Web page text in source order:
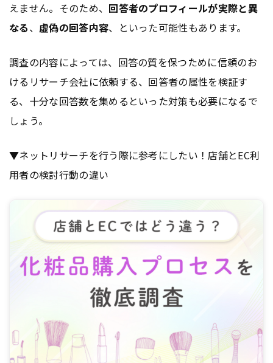
えません。そのため、 回答者のプロフィールが実際と異
なる、 虚偽の回答内容、といった可能性もあります。
調査の内容によっては、回答の質を保つために信頼のお
けるリサーチ会社に依頼する、回答者の属性を検証す
る、十分な回答数を集めるといった対策も必要になるで
しょう。
▼ネットリサーチを行う際に参考にしたい！店舗とEC利
用者の検討行動の違い